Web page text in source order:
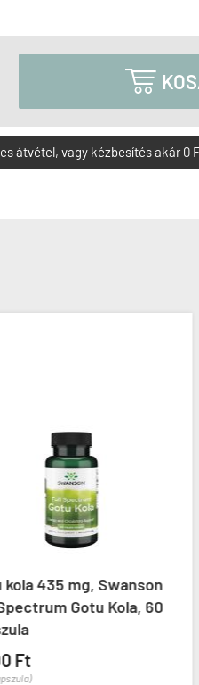

átvétel, vagy kézbesítés akár 0
kola 435 mg, Swanson
Gotu Kola, 60
Ft